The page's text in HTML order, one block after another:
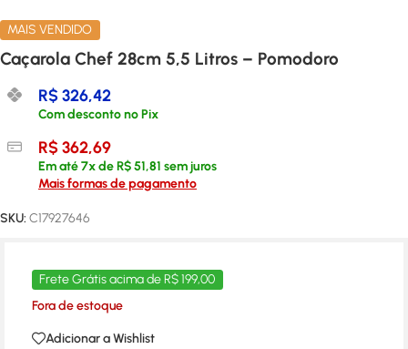
MAIS VENDIDO
Caçarola Chef 28cm 5,5 Litros – Pomodoro
R$326,42
Com desconto no Pix
R$362,69
Em até7x deR$51,81 sem juros
Mais formas de pagamento
SKU: C17927646
Frete Grátis acima de R$ 199,00
Fora de estoque
Adicionar a Wishlist